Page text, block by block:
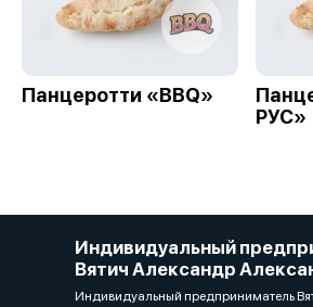
Панцеротти «BBQ»
РУС»
Индивидуальный
Вятич Александр
Индивидуальный предприниматель